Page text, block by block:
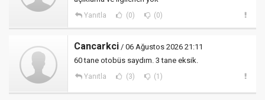
Yanıtla (0) (0)
Cancarkci / 06 Ağustos 2026 21:11
60 tane otobüs saydım. 3 tane eksik.
Yanıtla (3) (1)